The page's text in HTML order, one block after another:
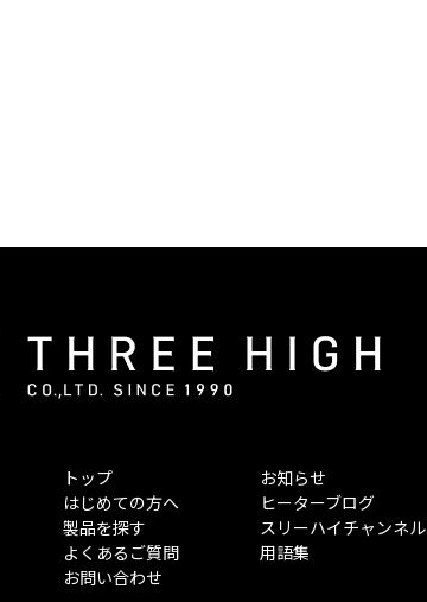
トップ
はじめての方へ
製品を探す
よくあるご質問
お問い合わせ
お知らせ
ヒーターブログ
スリーハイチャンネル
用語集